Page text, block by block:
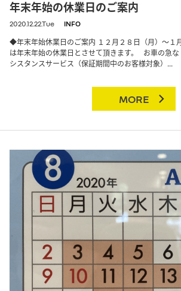
年末年始の休業日のご案内
2020.12.22.Tue INFO
◆年末年始休業日のご案内 １２月２８日（月）～１
は年末年始の休業日とさせて頂きます。 お車の急
シスタンスサービス（保証期間中のお客様対象）...
MORE